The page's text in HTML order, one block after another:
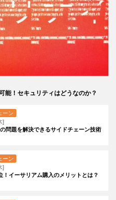
能！セキュリティはどうなのか？
ーン
]
問題を解決できるサイドチェーン技術
ーン
]
！イーサリアム購入のメリットとは？